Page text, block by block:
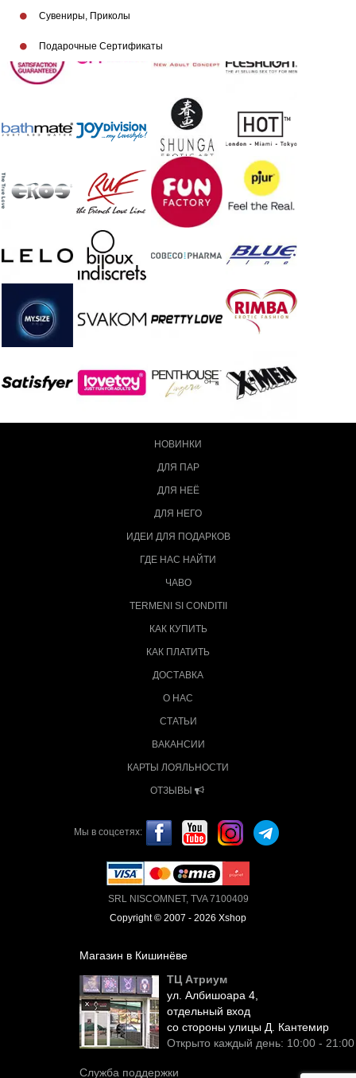
Сувениры, Приколы
Подарочные Сертификаты
НОВИНКИ
ДЛЯ ПАР
ДЛЯ НЕЁ
ДЛЯ НЕГО
ИДЕИ ДЛЯ ПОДАРКОВ
ГДЕ НАС НАЙТИ
ЧАВО
TERMENI SI CONDITII
КАК КУПИТЬ
КАК ПЛАТИТЬ
ДОСТАВКА
О НАС
СТАТЬИ
ВАКАНСИИ
КАРТЫ ЛОЯЛЬНОСТИ
ОТЗЫВЫ
Мы в соцсетях:
SRL NISCOMNET, TVA 7100409
Copyright © 2007 - 2026 Xshop
Магазин в Кишинёве
ТЦ Атриум
ул. Албишоара 4,
отдельный вход
со стороны улицы Д. Кантемир
Открыто каждый день: 10:00 - 21:00
Служба поддержки